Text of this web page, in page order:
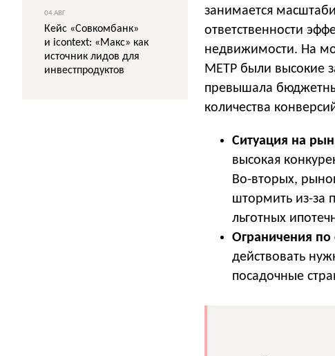
занимается
ответственности
недвижимости. На
МЕТР были высокие
превышала
количества
Ситуация на
высокая
Во-вторых,
штормить из-за
льготных
Ограничения по
действовать
посадочные
04 АВГ
Кейс «Совкомбанк»
и icontext: «Макс» как
источник лидов для
инвестпродуктов